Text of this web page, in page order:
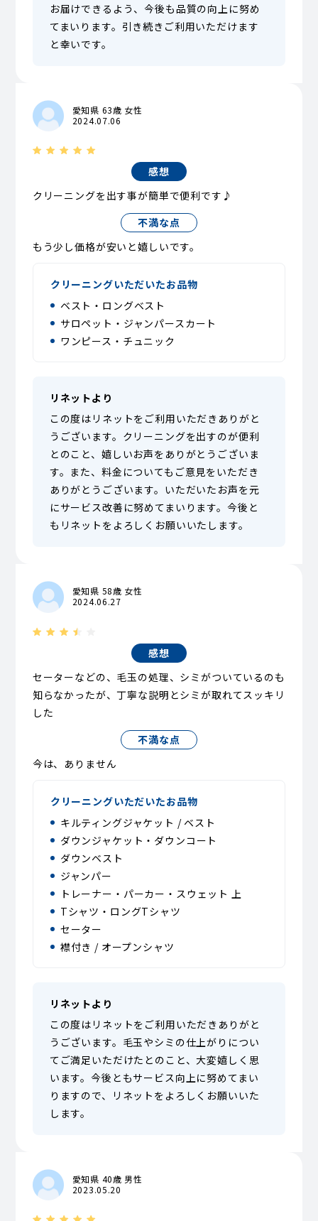
お届けできるよう、今後も品質の向上に努め
てまいります。引き続きご利用いただけます
と幸いです。
愛知県 63歳 女性
2024.07.06
感想
クリーニングを出す事が簡単で便利です♪
不満な点
もう少し価格が安いと嬉しいです。
クリーニングいただいたお品物
ベスト・ロングベスト
サロペット・ジャンパースカート
ワンピース・チュニック
リネットより
この度はリネットをご利用いただきありがと
うございます。クリーニングを出すのが便利
とのこと、嬉しいお声をありがとうございま
す。また、料金についてもご意見をいただき
ありがとうございます。いただいたお声を元
にサービス改善に努めてまいります。今後と
もリネットをよろしくお願いいたします。
愛知県 58歳 女性
2024.06.27
感想
セーターなどの、毛玉の処理、シミがついているのも
知らなかったが、丁寧な説明とシミが取れてスッキリ
した
不満な点
今は、ありません
クリーニングいただいたお品物
キルティングジャケット / ベスト
ダウンジャケット・ダウンコート
ダウンベスト
ジャンパー
トレーナー・パーカー・スウェット 上
Tシャツ・ロングTシャツ
セーター
襟付き / オープンシャツ
リネットより
この度はリネットをご利用いただきありがと
うございます。毛玉やシミの仕上がりについ
てご満足いただけたとのこと、大変嬉しく思
います。今後ともサービス向上に努めてまい
りますので、リネットをよろしくお願いいた
します。
愛知県 40歳 男性
2023.05.20